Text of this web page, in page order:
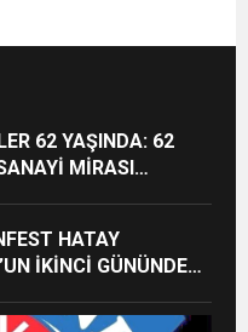
62 YAŞINDA: 62
MİRASI
HATAY
İKİNCİ GÜNÜNDE